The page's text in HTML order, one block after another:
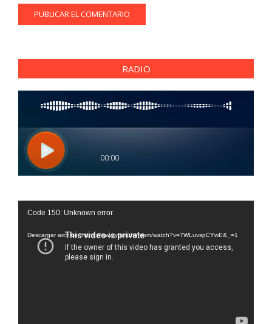
RADIO
Reproductor
vídeo
Code 150: Unknown error.
Descargar archivo: https://www.youtube.com/watch?v=7WLuvspCYwE&_=1